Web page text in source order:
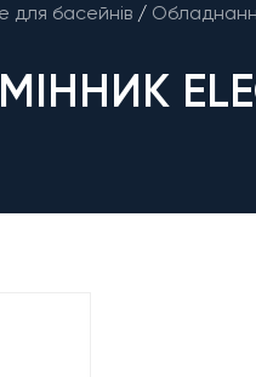
для басейнів /